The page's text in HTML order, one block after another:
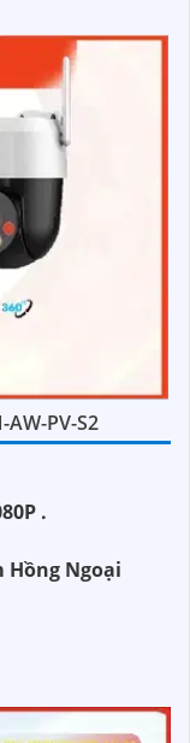
AW-PV-S2
.
Hồng Ngoại